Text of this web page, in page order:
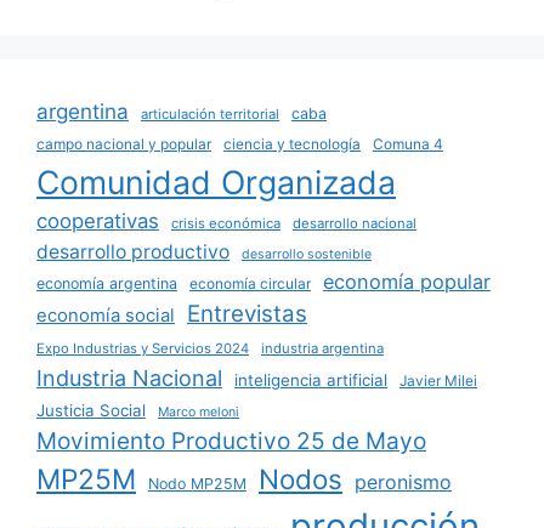
argentina articulación territorial
caba
campo nacional y popular
ciencia y tecnología Comuna 4
Comunidad Organizada
cooperativas crisis económica desarrollo nacional
desarrollo productivo desarrollo sostenible
economía argentina economía circular economía popular
economía social Entrevistas
Expo Industrias y Servicios 2024 industria argentina
Industria Nacional inteligencia artificial Javier Milei
Justicia Social Marco meloni
Movimiento Productivo 25 de Mayo
MP25M Nodo MP25M Nodos peronismo